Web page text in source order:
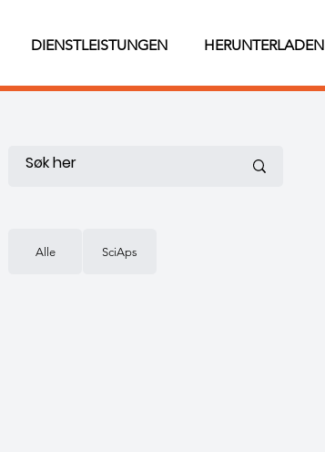
DIENSTLEISTUNGEN HERUNTERLADEN
Alle SciAps